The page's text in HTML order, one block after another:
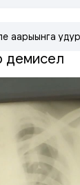
аарыынга
демисел